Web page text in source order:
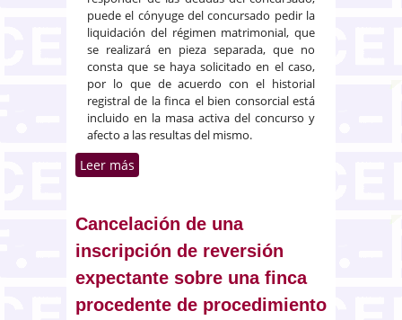
puede el cónyuge del concursado pedir la
liquidación del régimen matrimonial, que
se realizará en pieza separada, que no
consta que se haya solicitado en el caso,
por lo que de acuerdo con el historial
registral de la finca el bien consorcial está
incluido en la masa activa del concurso y
afecto a las resultas del mismo.
Leer más
cónyuges, uno de ellos en
concurso voluntario, en régimen
de consorcio de Derecho
aragonés.
Cancelación de una
inscripción de reversión
expectante sobre una finca
procedente de procedimiento